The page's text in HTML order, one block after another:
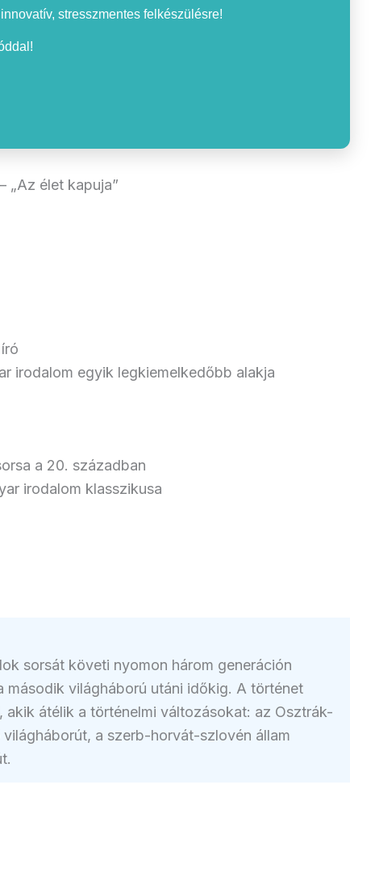
stresszmentes felkészülésre!
„Az élet kapuja”
irodalom egyik legkiemelkedőbb alakja
a 20. században
irodalom klasszikusa
sorsát követi nyomon három generáción
második világháború utáni időkig. A történet
átélik a történelmi változásokat: az Osztrák-
a szerb-horvát-szlovén állam